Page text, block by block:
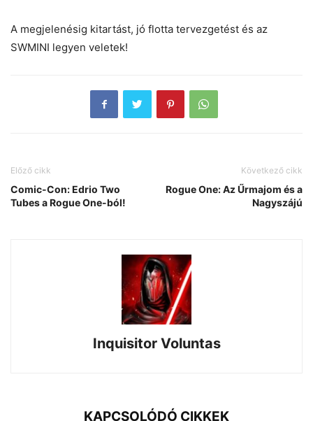
A megjelenésig kitartást, jó flotta tervezgetést és az
SWMINI legyen veletek!
Előző cikk
Comic-Con: Edrio Two
Tubes a Rogue One-ból!
Következő cikk
Rogue One: Az Űrmajom és a
Nagyszájú
Inquisitor Voluntas
KAPCSOLÓDÓ CIKKEK